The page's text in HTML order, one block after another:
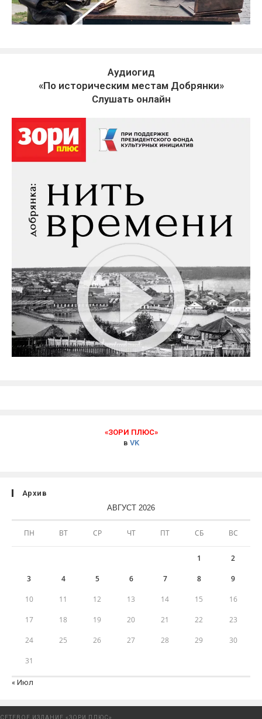
Аудиогид
«По историческим местам Добрянки»
Слушать онлайн
«ЗОРИ ПЛЮС»
в VK
Архив
АВГУСТ 2026
ПН ВТ СР ЧТ ПТ СБ ВС
1 2
3 4 5 6 7 8 9
10 11 12 13 14 15 16
17 18 19 20 21 22 23
24 25 26 27 28 29 30
31
« Июл